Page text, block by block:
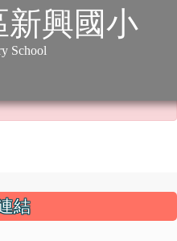
新興國小
School
結